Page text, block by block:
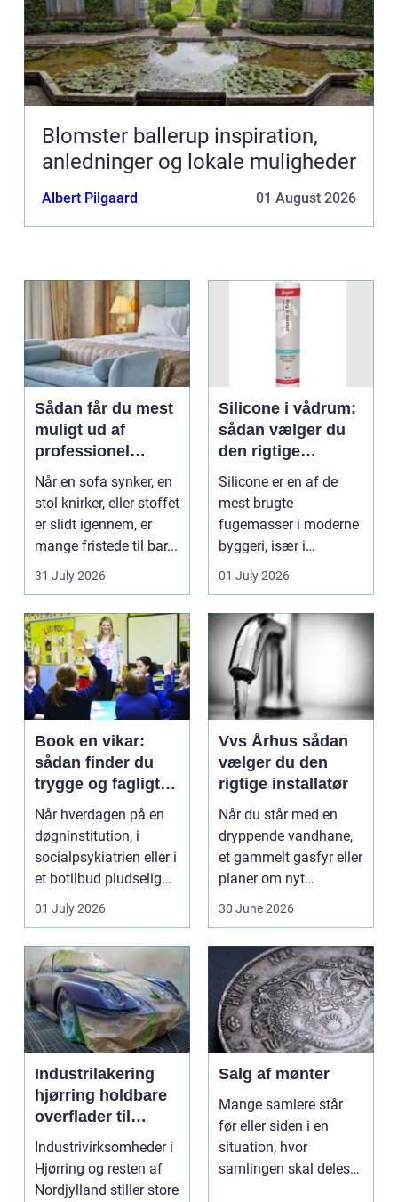
Blomster ballerup inspiration,
anledninger og lokale muligheder
Albert Pilgaard 01 August 2026
Sådan får du mest
muligt ud af
professionel
møbelpolstring
Når en sofa synker, en
stol knirker, eller stoffet
er slidt igennem, er
mange fristede til bar...
31 July 2026
Silicone i vådrum:
sådan vælger du
den rigtige
fugemasse
Silicone er en af de
mest brugte
fugemasser i moderne
byggeri, især i
badeværelser,
køkkener og andr...
01 July 2026
Book en vikar:
sådan finder du
trygge og fagligt
stærke løsninger
Når hverdagen på en
døgninstitution, i
socialpsykiatrien eller i
et botilbud pludselig
ændrer sig, k...
01 July 2026
Vvs Århus sådan
vælger du den
rigtige installatør
Når du står med en
dryppende vandhane,
et gammelt gasfyr eller
planer om nyt
badeværelse, bliver
30 June 2026
Industrilakering
hjørring holdbare
overflader til
industri og erhverv
Industrivirksomheder i
Hjørring og resten af
Nordjylland stiller store
Salg af mønter
Mange samlere står
før eller siden i en
situation, hvor
samlingen skal deles